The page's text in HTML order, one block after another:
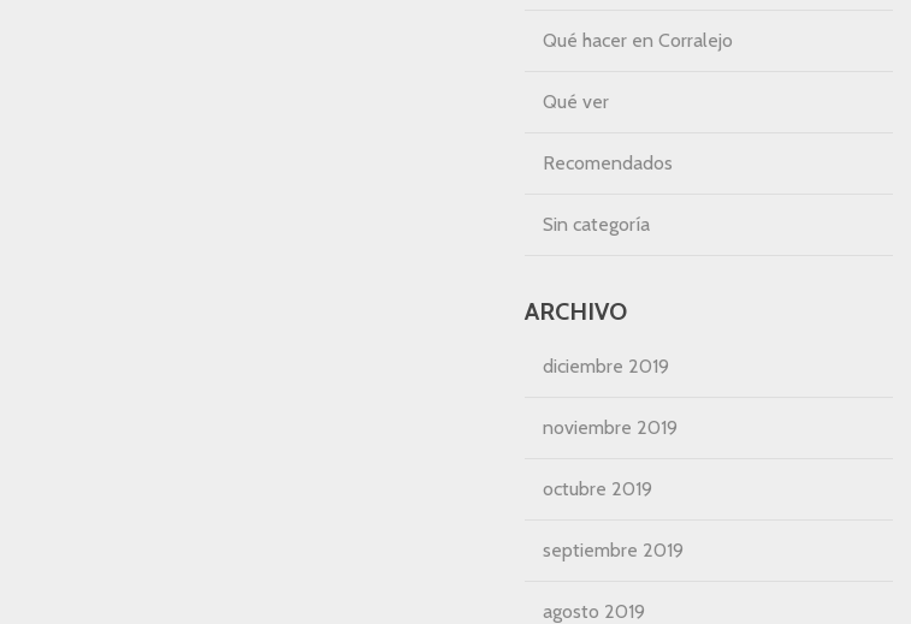
Qué hacer en Corralejo
Qué ver
Recomendados
Sin categoría
ARCHIVO
diciembre 2019
noviembre 2019
octubre 2019
septiembre 2019
agosto 2019